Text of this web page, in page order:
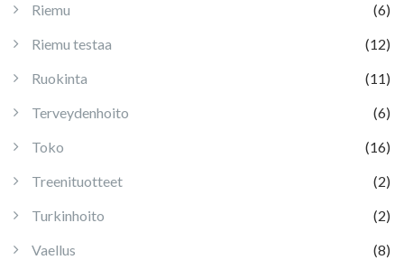
Riemu
(6)
Riemu testaa
(12)
Ruokinta
(11)
Terveydenhoito
(6)
Toko
(16)
Treenituotteet
(2)
Turkinhoito
(2)
Vaellus
(8)